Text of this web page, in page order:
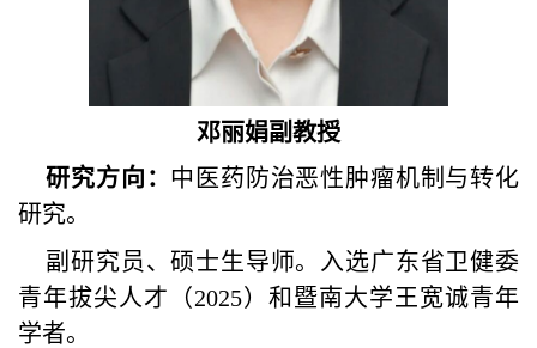
邓丽娟副教授
研究方向： 中医药防治恶性肿瘤机制与转化
研究。
副研究员、硕士生导师。入选广东省卫健委
青年拔尖人才（2025）和暨南大学王宽诚青年
学者。